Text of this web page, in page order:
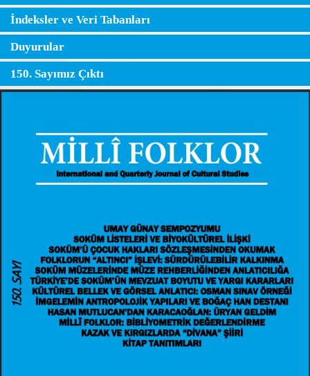
İndeksler ve Veri Tabanları
Duyurular
150. Sayımız Çıktı